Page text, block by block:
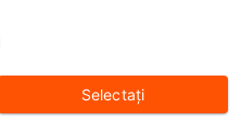
Selectaţi